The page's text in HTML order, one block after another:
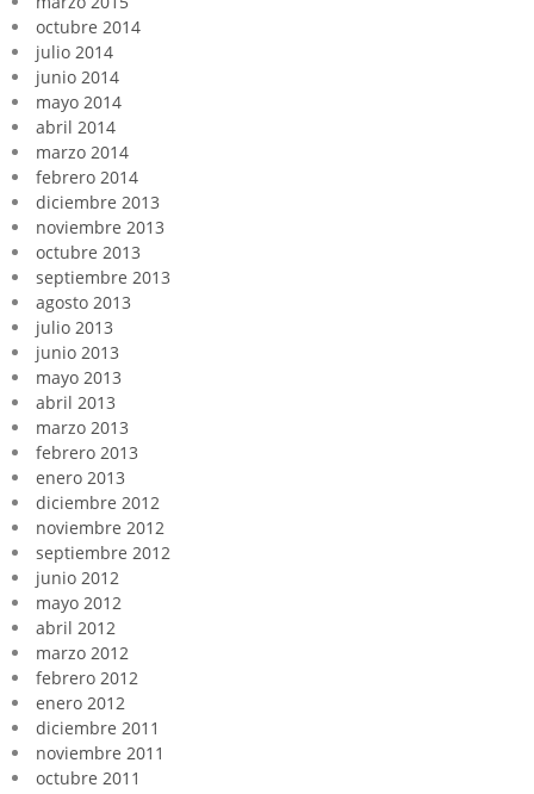
octubre 2014
julio 2014
junio 2014
mayo 2014
abril 2014
marzo 2014
febrero 2014
diciembre 2013
noviembre 2013
octubre 2013
septiembre 2013
agosto 2013
julio 2013
junio 2013
mayo 2013
abril 2013
marzo 2013
febrero 2013
enero 2013
diciembre 2012
noviembre 2012
septiembre 2012
junio 2012
mayo 2012
abril 2012
marzo 2012
febrero 2012
enero 2012
diciembre 2011
noviembre 2011
octubre 2011